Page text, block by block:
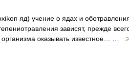
яд) учение о ядах и
зависят, прежде
организма оказывать известное… …